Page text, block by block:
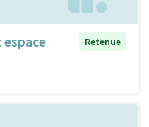
Retenue